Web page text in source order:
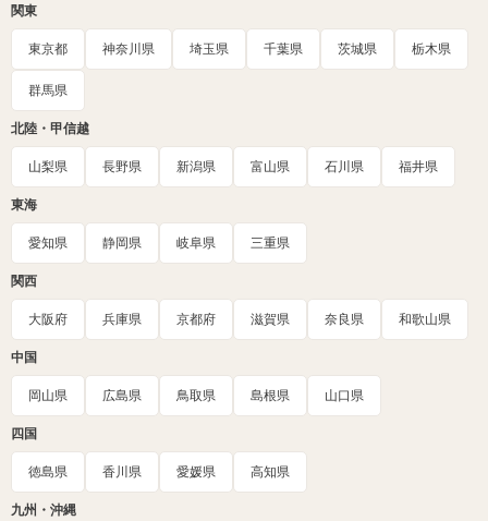
関東
東京都 神奈川県 埼玉県 千葉県 茨城県 栃木県
群馬県
北陸・甲信越
山梨県 長野県 新潟県 富山県 石川県 福井県
東海
愛知県 静岡県 岐阜県 三重県
関西
大阪府 兵庫県 京都府 滋賀県 奈良県 和歌山県
中国
岡山県 広島県 鳥取県 島根県 山口県
四国
徳島県 香川県 愛媛県 高知県
九州・沖縄